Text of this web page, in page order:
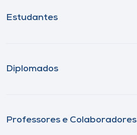
Estudantes
Diplomados
Professores e Colaboradores